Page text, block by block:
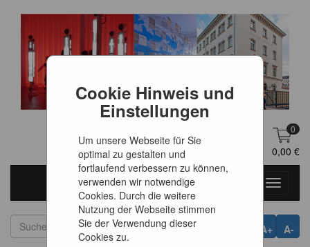
Cookie Hinweis und
Einstellungen
Um unsere Webseite für Sie
optimal zu gestalten und
fortlaufend verbessern zu können,
verwenden wir notwendige
Cookies. Durch die weitere
Nutzung der Webseite stimmen
Sie der Verwendung dieser
Cookies zu.
DE
0
0,00 €
Toggle
A-
A+